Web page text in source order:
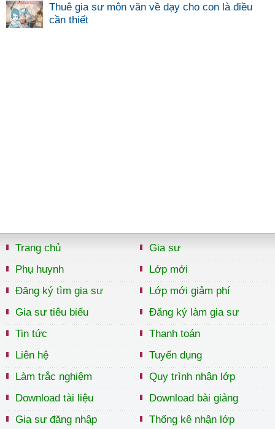
Thuê gia sư môn văn về dạy cho con là điều
cần thiết
Trang chủ
Phụ huynh
Đăng ký tìm gia sư
Gia sư tiêu biểu
Tin tức
Liên hệ
Làm trắc nghiệm
Download tài liệu
Gia sư đăng nhập
Gia sư
Lớp mới
Lớp mới giảm phí
Đăng ký làm gia sư
Thanh toán
Tuyển dụng
Quy trình nhận lớp
Download bài giảng
Thống kê nhận lớp